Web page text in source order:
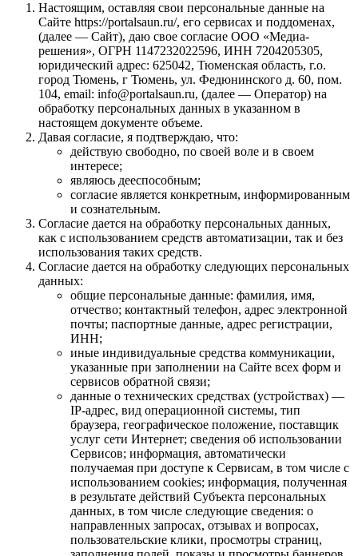
Настоящим, оставляя свои персональные данные на
Сайте https://portalsaun.ru/, его сервисах и поддоменах,
(далее — Сайт), даю свое согласие ООО «Медиа-
решения», ОГРН 1147232022596, ИНН 7204205305,
юридический адрес: 625042, Тюменская область, г.о.
город Тюмень, г Тюмень, ул. Федюнинского д. 60, пом.
104, email: info@portalsaun.ru, (далее — Оператор) на
обработку персональных данных в указанном в
настоящем документе объеме.
Давая согласие, я подтверждаю, что:
действую свободно, по своей воле и в своем
интересе;
являюсь дееспособным;
согласие является конкретным, информированным
и сознательным.
Согласие дается на обработку персональных данных,
как с использованием средств автоматизации, так и без
использования таких средств.
Согласие дается на обработку следующих персональных
данных:
общие персональные данные: фамилия, имя,
отчество; контактный телефон, адрес электронной
почты; паспортные данные, адрес регистрации,
ИНН;
иные индивидуальные средства коммуникации,
указанные при заполнении на Сайте всех форм и
сервисов обратной связи;
данные о технических средствах (устройствах) —
IP-адрес, вид операционной системы, тип
браузера, географическое положение, поставщик
услуг сети Интернет; сведения об использовании
Сервисов; информация, автоматически
получаемая при доступе к Сервисам, в том числе с
использованием cookies; информация, полученная
в результате действий Субъекта персональных
данных, в том числе следующие сведения: о
направленных запросах, отзывах и вопросах,
пользовательские клики, просмотры страниц,